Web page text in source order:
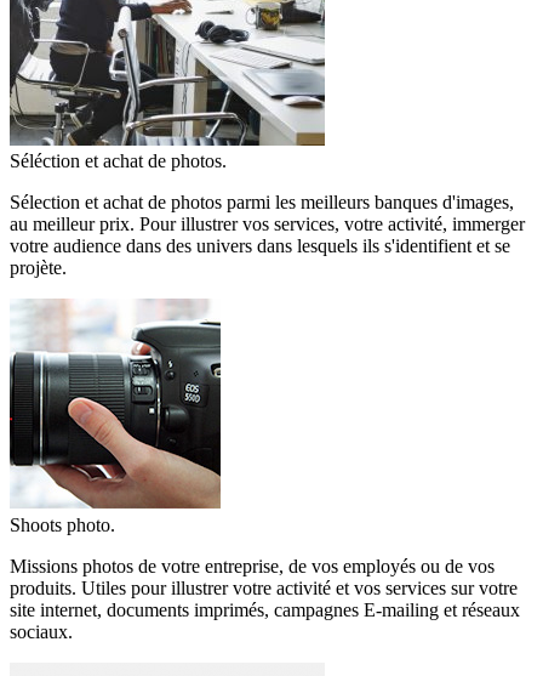
Séléction et achat de photos.
Sélection et achat de photos parmi les meilleurs banques d'images,
au meilleur prix. Pour illustrer vos services, votre activité, immerger
votre audience dans des univers dans lesquels ils s'identifient et se
projète.
Shoots photo.
Missions photos de votre entreprise, de vos employés ou de vos
produits. Utiles pour illustrer votre activité et vos services sur votre
site internet, documents imprimés, campagnes E-mailing et réseaux
sociaux.